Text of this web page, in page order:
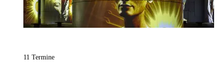
11 Termine